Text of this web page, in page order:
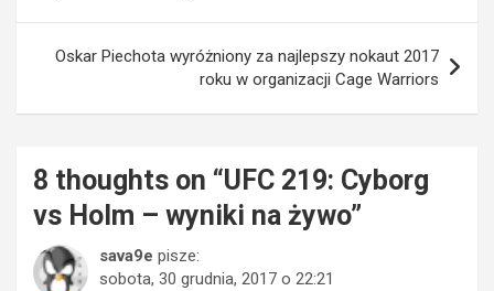
Oskar Piechota wyróżniony za najlepszy nokaut 2017
roku w organizacji Cage Warriors
8 thoughts on “UFC 219: Cyborg
vs Holm – wyniki na żywo”
sava9e pisze:
sobota, 30 grudnia, 2017 o 22:21